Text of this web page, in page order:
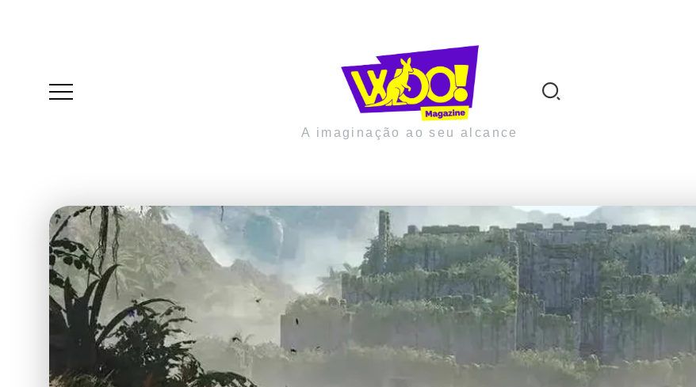
A imaginação ao seu alcance